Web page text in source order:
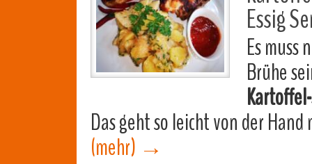
Essig
Es
Brühe
Das geht so leicht von der
(mehr) →